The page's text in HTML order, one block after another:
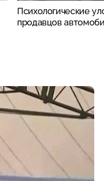
Психологические
продавцов